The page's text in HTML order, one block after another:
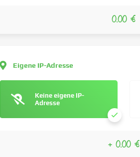
0.00 €
Eigene IP-Adresse
Keine eigene IP-
Adresse
+ 0.00 €